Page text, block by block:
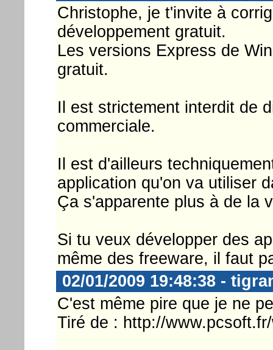
Christophe, je t'invite à
développement gratuit.
Les versions Express de
gratuit.
Il est strictement interdit de
commerciale.
Il est d'ailleurs
application qu'on va utiliser
Ça s'apparente plus à de la
Si tu veux développer des
même des freeware, il faut
02/01/2009 19:48:38 -
C'est même pire que je ne
Tiré de : http://